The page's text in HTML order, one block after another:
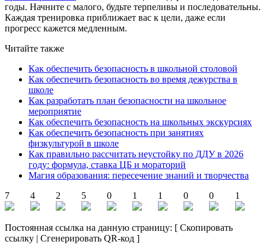
годы. Начните с малого, будьте терпеливы и последовательны.
Каждая тренировка приближает вас к цели, даже если
прогресс кажется медленным.
Читайте также
Как обеспечить безопасность в школьной столовой
Как обеспечить безопасность во время дежурства в
школе
Как разработать план безопасности на школьное
мероприятие
Как обеспечить безопасность на школьных экскурсиях
Как обеспечить безопасность при занятиях
физкультурой в школе
Как правильно рассчитать неустойку по ДДУ в 2026
году: формула, ставка ЦБ и мораторий
Магия образования: пересечение знаний и творчества
7
4 2 5 0 1 1 0 0 1
Постоянная ссылка на данную страницу: [ Скопировать
ссылку | Сгенерировать QR-код ]